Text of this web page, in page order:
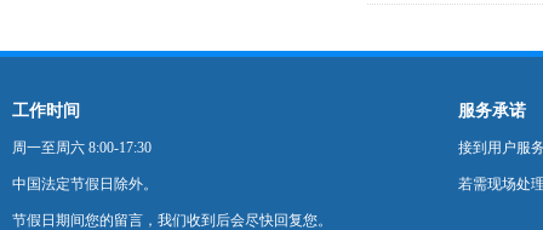
工作时间
周一至周六 8:00-17:30
中国法定节假日除外。
节假日期间您的留言，我们收到后会尽快回复您。
服务承诺
接到用户服
若需现场处